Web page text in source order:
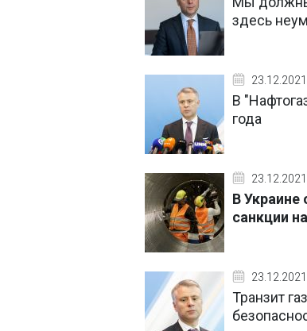
здесь
В
года
В
санкции
23.12.2021
Транзит